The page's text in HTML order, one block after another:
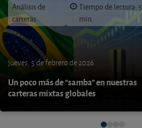
Análisis de
carteras
Tiempo de lectura: 5
min.
jueves, 5 de febrero de 2026
Un poco más de "samba" en nuestras
carteras mixtas globales